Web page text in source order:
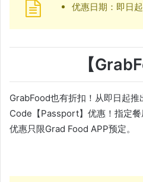
优惠日期：即日
【
GrabFood也有折扣！从即日起推
Code【Passport】优惠！指定餐
优惠只限Grad Food APP预定。